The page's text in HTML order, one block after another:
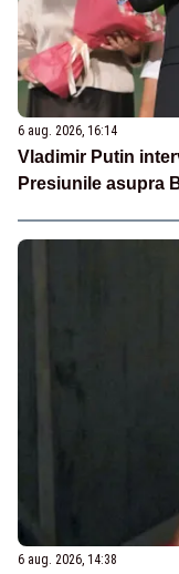
6 aug. 2026, 16:14
Vladimir Putin
Presiunile asupra
6 aug. 2026, 14:38